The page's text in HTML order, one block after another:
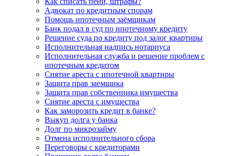
Адвокат по кредитным спорам
Помощь ипотечным заёмщикам
Банк подал в суд по ипотечному кредиту
Решение суда по кредиту под залог квартиры
Исполнительная надпись нотариуса
Исполнительная служба и решение проблем с
ипотечным кредитом
Снятие ареста с ипотечной квартиры
Защита прав заемщика
Защита прав собственника имущества
Снятие ареста с имущества
Как заморозить кредит в банке?
Выкуп долга у банка
Долг по микрозайму
Отмена исполнительного сбора
Переговоры с кредиторами